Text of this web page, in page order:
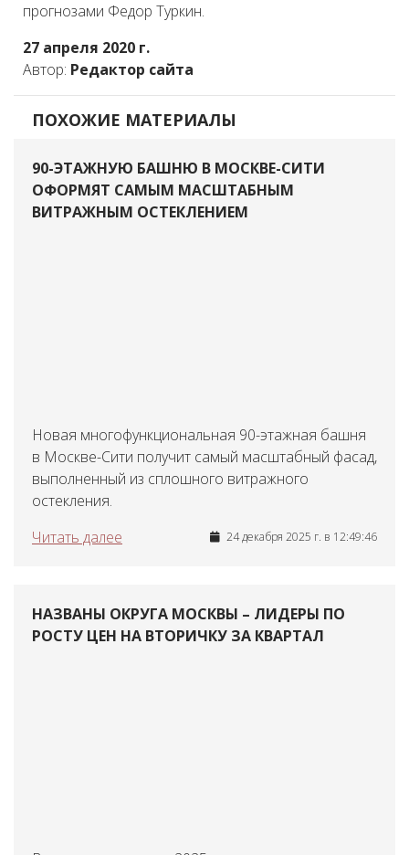
прогнозами Федор Туркин.
27 апреля 2020 г.
Автор: Редактор сайта
ПОХОЖИЕ МАТЕРИАЛЫ
90-ЭТАЖНУЮ БАШНЮ В МОСКВЕ-СИТИ
ОФОРМЯТ САМЫМ МАСШТАБНЫМ
ВИТРАЖНЫМ ОСТЕКЛЕНИЕМ
Новая многофункциональная 90-этажная башня
в Москве-Сити получит самый масштабный фасад,
выполненный из сплошного витражного
остекления.
Читать далее
24 декабря 2025 г. в 12:49:46
НАЗВАНЫ ОКРУГА МОСКВЫ – ЛИДЕРЫ ПО
РОСТУ ЦЕН НА ВТОРИЧКУ ЗА КВАРТАЛ